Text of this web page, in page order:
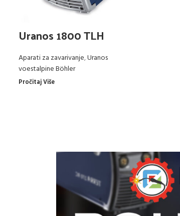
Uranos 1800 TLH
Aparati za zavarivanje,Uranos
voestalpine Böhler
Pročitaj Više